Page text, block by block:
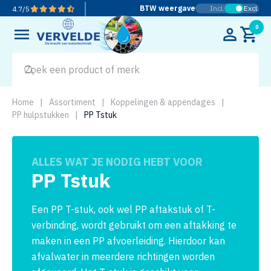
4.7/5 BTW weergave Incl. Excl.
0
Home | Assortiment | Koppelingen & appendages
|
PP hulpstukken
| PP Tstuk
ALLES WAT JE NODIG HEBT VOOR
PP Tstuk
Een PP T-stuk, ook wel PP aftakstuk of T-
verbinding, wordt gebruikt om een aftakking te
maken in een PP afvoerleiding. Hierdoor kan
afvalwater in meerdere richtingen worden